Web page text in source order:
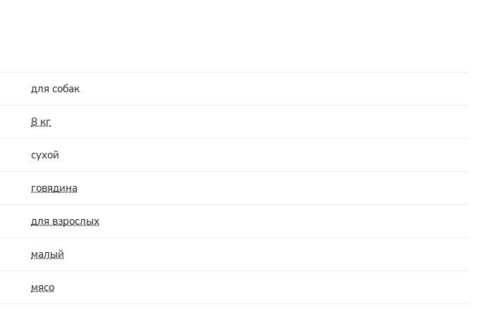
для собак
8 кг
сухой
говядина
для взрослых
малый
мясо